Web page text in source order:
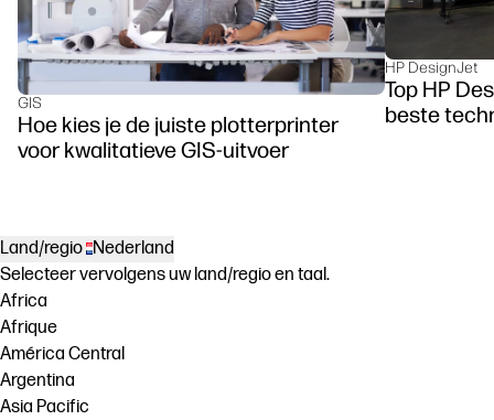
GIS
Hoe kies je de juiste plotterprinter
voor kwalitatieve GIS-uitvoer
HP DesignJet
Top HP
beste
Land/regio Nederland
Selecteer vervolgens uw land/regio en taal.
Africa
Afrique
América Central
Argentina
Asia Pacific